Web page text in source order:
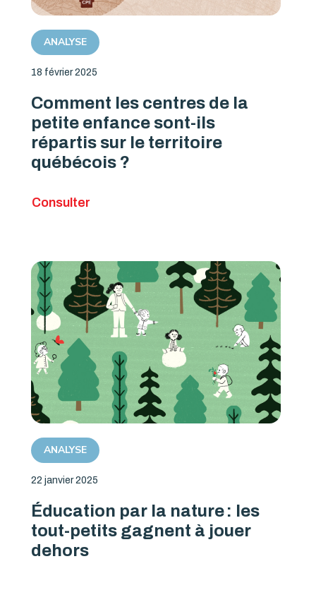
ANALYSE
18 février 2025
Comment les centres de la
petite enfance sont-ils
répartis sur le territoire
québécois ?
Consulter
ANALYSE
22 janvier 2025
Éducation par la nature : les
tout-petits gagnent à jouer
dehors